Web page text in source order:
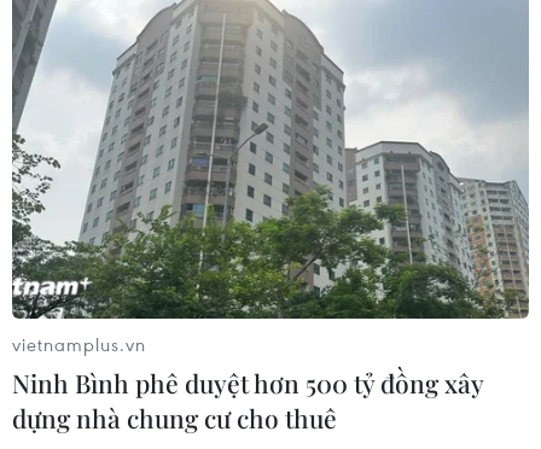
Các công viên Disney ghi nhận
doanh thu quý kỷ lục
06/08/2026 03:33
Làm giàu từ cây na ở vùng cao tại
Ninh Bình
06/08/2026 02:50
Mỹ chuẩn bị áp thuế 15% nguyên liệu
then chốt sản xuất pin mặt trời
vietnamplus.vn
Ninh Bình phê duyệt hơn 500 tỷ đồng xây
dựng nhà chung cư cho thuê